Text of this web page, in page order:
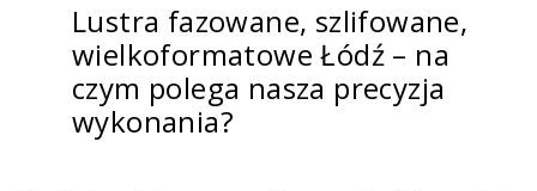
Lustra fazowane, szlifowane,
wielkoformatowe Łódź – na
czym polega nasza precyzja
wykonania?